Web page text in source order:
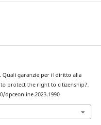
Quali garanzie per il diritto alla
protect the right to citizenship?.
dpceonline.2023.1990